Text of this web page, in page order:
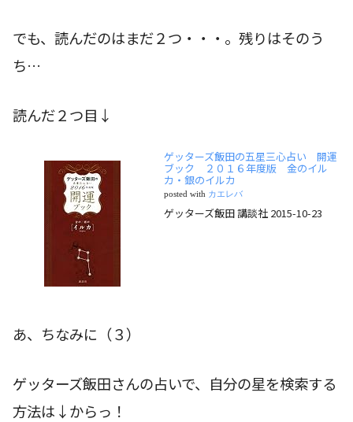
でも、読んだのはまだ２つ・・・。残りはそのう
ち…
読んだ２つ目↓
ゲッターズ飯田の五星三心占い 開運
ブック ２０１６年度版 金のイル
カ・銀のイルカ
posted with カエレバ
ゲッターズ飯田 講談社 2015-10-23
あ、ちなみに（３）
ゲッターズ飯田さんの占いで、自分の星を検索する
方法は↓からっ！